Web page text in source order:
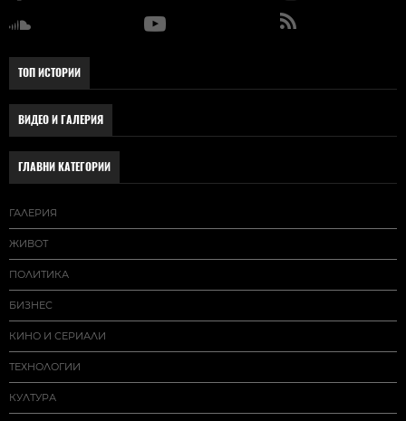
ТОП ИСТОРИИ
ВИДЕО И ГАЛЕРИЯ
ГЛАВНИ КАТЕГОРИИ
ГАЛЕРИЯ
ЖИВОТ
ПОЛИТИКА
БИЗНЕС
КИНО И СЕРИАЛИ
ТЕХНОЛОГИИ
КУЛТУРА